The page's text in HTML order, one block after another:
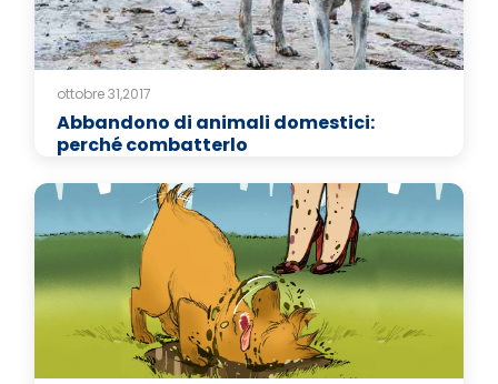
ottobre 31,2017
Abbandono di animali domestici:
perché combatterlo